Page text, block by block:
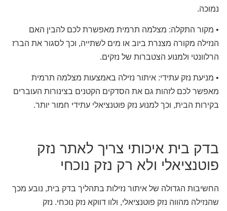
נמוכה.
• מקור התקלה: מצלמה תרמית מאפשרת לכם להבין האם
הנזילה מקורה מצנרת ביוב או מים לשתייה, וכך לסגור את הברז
הרלוונטי ולמנוע הצטברות של נזקים.
• מניעת נזק עתידי: איתור נזילה באמצעות מצלמה תרמית
מאפשר לכם לזהות גם את הסדקים הקטנים בצינורות העוברים
בקירות הבית, וכך למנוע נזק פוטנציאלי עתידי חמור יותר.
בדק בית איכותי צריך לאתר נזק
פוטנציאלי ולא רק נזק נוכחי
החשיבות הגדולה של איתור נזילות בתהליך בדק בית, נובע מכך
שהנזילה מהווה נזק פוטנציאלי, ולוו דווקא נזק נוכחי. נזק